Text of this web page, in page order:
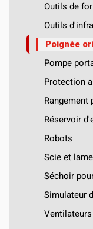
Outils de
Outils
Poignée
Pompe
Protection
Rangement
Réservoir
Robots
Scie et
Séchoir
Simulateur
Ventilateurs